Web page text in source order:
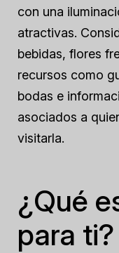
con una
atractivas.
bebidas, flores
recursos como
bodas e
asociados a
visitarla.
¿Qué
para ti?